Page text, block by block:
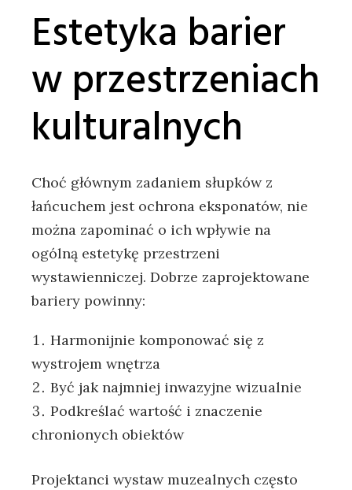
Estetyka barier
w przestrzeniach
kulturalnych
Choć głównym zadaniem słupków z
łańcuchem jest ochrona eksponatów, nie
można zapominać o ich wpływie na
ogólną estetykę przestrzeni
wystawienniczej. Dobrze zaprojektowane
bariery powinny:
Harmonijnie komponować się z
wystrojem wnętrza
Być jak najmniej inwazyjne wizualnie
Podkreślać wartość i znaczenie
chronionych obiektów
Projektanci wystaw muzealnych często